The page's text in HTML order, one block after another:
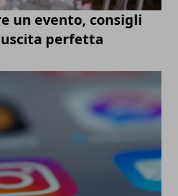
un evento, consigli
perfetta